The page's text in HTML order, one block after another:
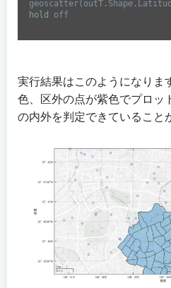
hold
off
実行結果はこのようになりま
色、区外の点が紫色でプロッ
の内外を判定できていること